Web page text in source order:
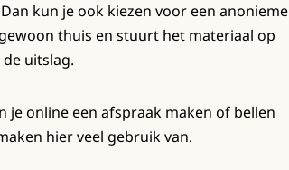
kun je ook kiezen voor een anonieme
thuis en stuurt het materiaal op
uitslag.
je online een afspraak maken of bellen
hier veel gebruik van.